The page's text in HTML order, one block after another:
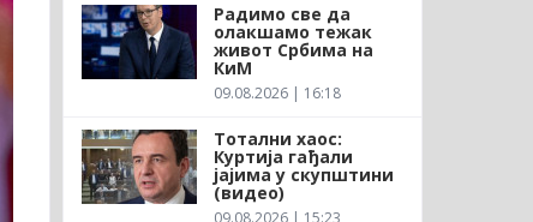
Радимо све да
олакшамо тежак
живот Србима на
КиМ
09.08.2026 | 16:18
Тотални хаос:
Куртија гађали
јајима у скупштини
(видео)
09.08.2026 | 15:23